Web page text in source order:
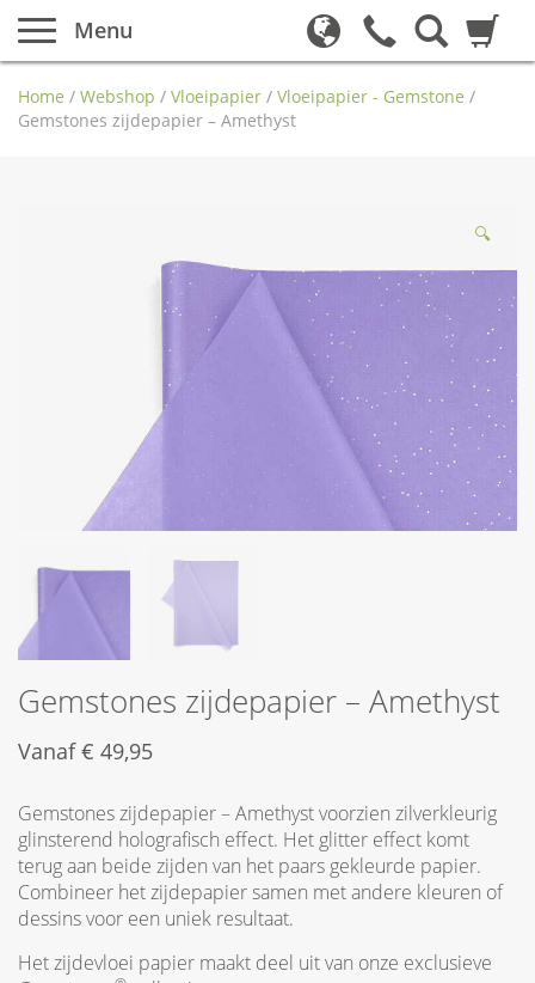
Menu
Home / Webshop / Vloeipapier / Vloeipapier - Gemstone /
Gemstones zijdepapier – Amethyst
🔍
Gemstones zijdepapier – Amethyst
Vanaf€ 49,95
Gemstones zijdepapier – Amethyst voorzien zilverkleurig
glinsterend holografisch effect. Het glitter effect komt
terug aan beide zijden van het paars gekleurde papier.
Combineer het zijdepapier samen met andere kleuren of
dessins voor een uniek resultaat.
Het zijdevloei papier maakt deel uit van onze exclusieve